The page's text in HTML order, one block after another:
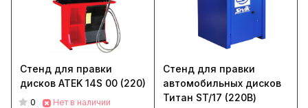
Стенд для правки
дисков ATEK 14S 00 (220)
0
Нет в наличии
Стенд для правки
автомобильных дисков
Титан ST/17 (220В)